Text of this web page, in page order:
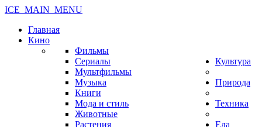
ICE_MAIN_MENU
Главная
Кино
Фильмы
Сериалы
Мультфильмы
Культура
Музыка
Книги
Мода и стиль
Природа
Животные
Растения
Техника
Еда